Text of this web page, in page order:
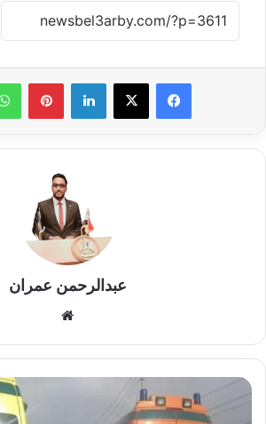
لينكدإن
عبدالرحمن عمران
مصرع